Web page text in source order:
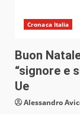
Cronaca Italia
Buon
“signore e
Ue
Alessandro